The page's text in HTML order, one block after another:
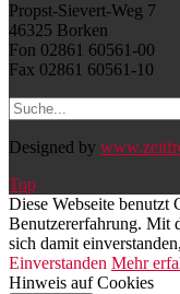
Propst-Sievert-Weg 7
46325 Borken
Fon 02861 60561-00
Fax 02861 60561-10
Designed by
Top
Diese Webseite benutzt
Benutzererfahrung. Mit
sich damit
Einverstanden Mehr
Hinweis auf Cookies